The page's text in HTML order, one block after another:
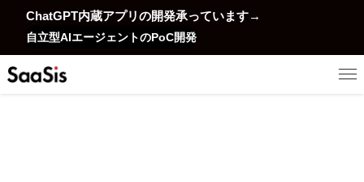
ChatGPT内蔵アプリの開発承っています→
自立型AIエージェントのPoC開発